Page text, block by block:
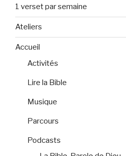
1 verset par semaine
Ateliers
Accueil
Activités
Lire la Bible
Musique
Parcours
Podcasts